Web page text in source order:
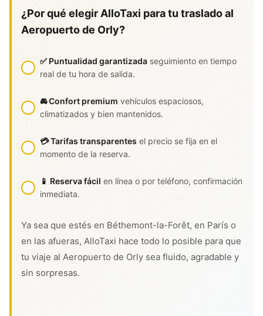
¿Por qué elegir AlloTaxi para tu traslado al
Aeropuerto de Orly?
✅ Puntualidad garantizada seguimiento en tiempo
real de tu hora de salida.
🚘 Confort premium vehículos espaciosos,
climatizados y bien mantenidos.
💳 Tarifas transparentes el precio se fija en el
momento de la reserva.
📱 Reserva fácil en línea o por teléfono, confirmación
inmediata.
Ya sea que estés en Béthemont-la-Forêt, en París o
en las afueras, AlloTaxi hace todo lo posible para que
tu viaje al Aeropuerto de Orly sea fluido, agradable y
sin sorpresas.